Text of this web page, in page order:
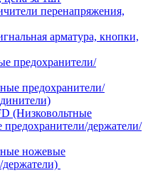
перенапряжения,
арматура, кнопки,
предохранители/
предохранители/
(Низковольтные
держатели/
ножевые